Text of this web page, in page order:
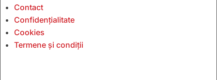
Contact
Confidențialitate
Cookies
Termene și condiții